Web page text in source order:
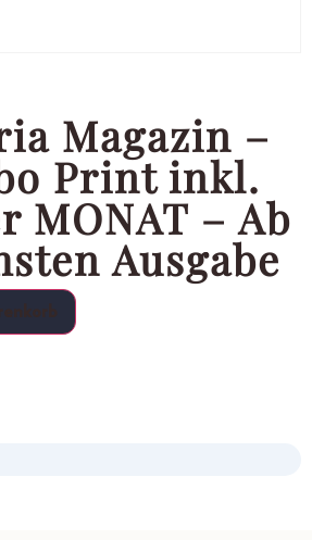
Magazin –
Print inkl.
MONAT – Ab
Ausgabe